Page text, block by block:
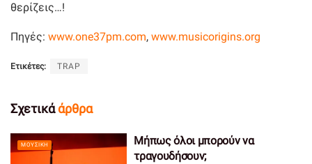
θερίζεις…!
Πηγές: www.one37pm.com, www.musicorigins.org
Ετικέτες: TRAP
Σχετικάάρθρα
ΜΟΥΣΙΚΉ
Μήπως όλοι μπορούν να
τραγουδήσουν;